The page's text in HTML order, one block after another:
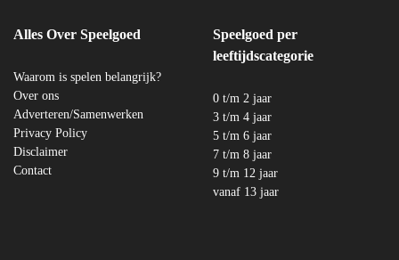
Alles Over Speelgoed
Waarom is spelen belangrijk?
Over ons
Adverteren/Samenwerken
Privacy Policy
Disclaimer
Contact
Speelgoed per
leeftijdscategorie
0 t/m 2 jaar
3 t/m 4 jaar
5 t/m 6 jaar
7 t/m 8 jaar
9 t/m 12 jaar
vanaf 13 jaar